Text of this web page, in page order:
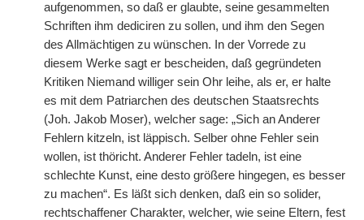
aufgenommen, so daß er glaubte, seine gesammelten
Schriften ihm dediciren zu sollen, und ihm den Segen
des Allmächtigen zu wünschen. In der Vorrede zu
diesem Werke sagt er bescheiden, daß gegründeten
Kritiken Niemand williger sein Ohr leihe, als er, er halte
es mit dem Patriarchen des deutschen Staatsrechts
(Joh. Jakob Moser), welcher sage: „Sich an Anderer
Fehlern kitzeln, ist läppisch. Selber ohne Fehler sein
wollen, ist thöricht. Anderer Fehler tadeln, ist eine
schlechte Kunst, eine desto größere hingegen, es besser
zu machen“. Es läßt sich denken, daß ein so solider,
rechtschaffener Charakter, welcher, wie seine Eltern, fest